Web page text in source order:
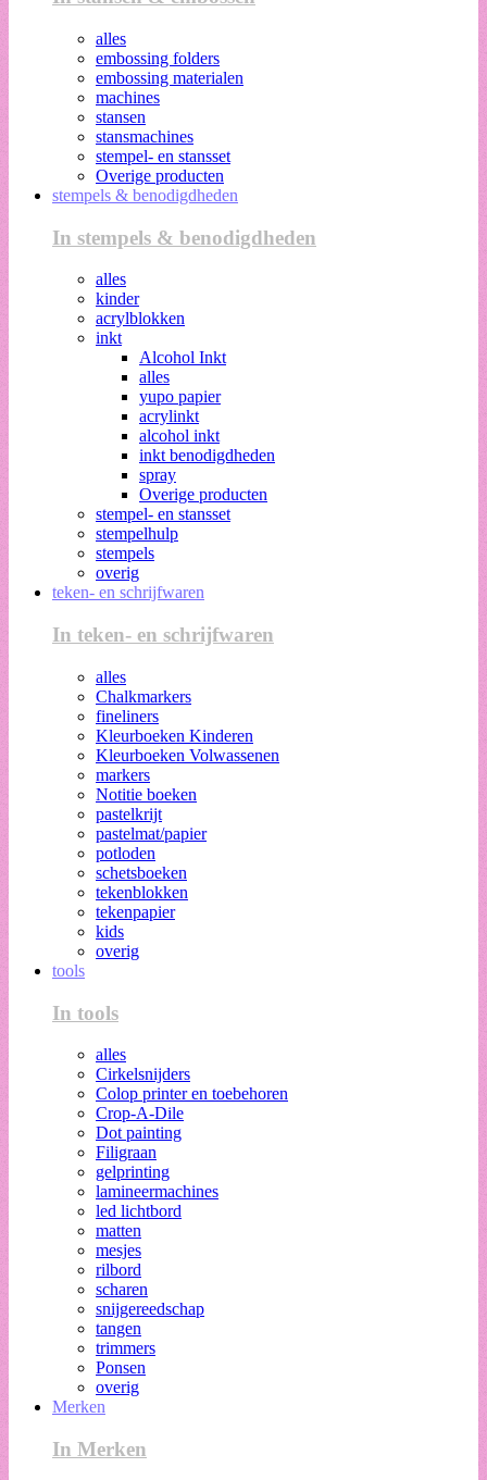
alles
embossing folders
embossing materialen
machines
stansen
stansmachines
stempel- en stansset
Overige producten
stempels & benodigdheden
In stempels & benodigdheden
alles
kinder
acrylblokken
inkt
Alcohol Inkt
alles
yupo papier
acrylinkt
alcohol inkt
inkt benodigdheden
spray
Overige producten
stempel- en stansset
stempelhulp
stempels
overig
teken- en schrijfwaren
In teken- en schrijfwaren
alles
Chalkmarkers
fineliners
Kleurboeken Kinderen
Kleurboeken Volwassenen
markers
Notitie boeken
pastelkrijt
pastelmat/papier
potloden
schetsboeken
tekenblokken
tekenpapier
kids
overig
tools
In tools
alles
Cirkelsnijders
Colop printer en toebehoren
Crop-A-Dile
Dot painting
Filigraan
gelprinting
lamineermachines
led lichtbord
matten
mesjes
rilbord
scharen
snijgereedschap
tangen
trimmers
Ponsen
overig
Merken
In Merken